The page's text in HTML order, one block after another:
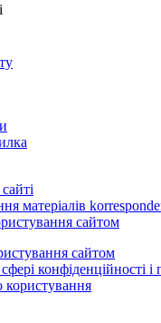
матеріалів
сайтом
сайтом
конфіденційності